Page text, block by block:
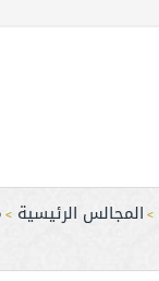
> المجالس الرئيسية >